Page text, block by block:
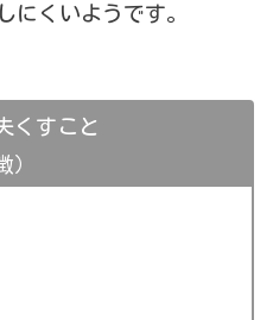
にくいようです。
くすこと
）